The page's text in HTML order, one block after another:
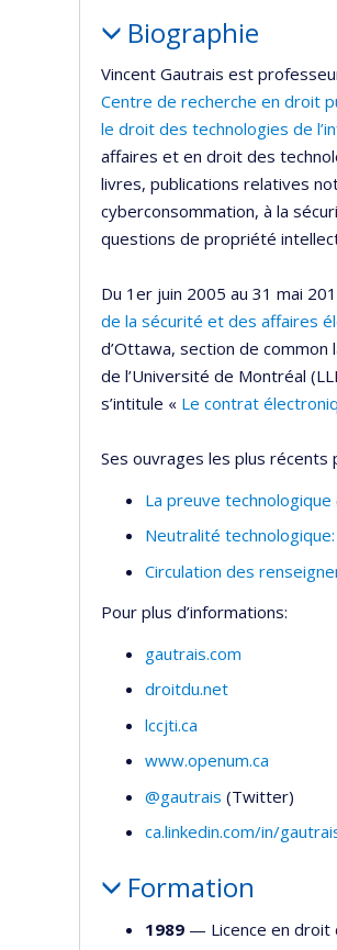
Biographie
Vincent Gautrais est
Centre de recherche en droit
le droit des technologies de
affaires et en droit des
livres, publications relatives
cyberconsommation, à la
questions de propriété
Du 1er juin 2005 au 31 mai
de la sécurité et des affaires
d’Ottawa, section de common
de l’Université de Montréal
s’intitule « Le contrat
Ses ouvrages les plus
La preuve technologique
Neutralité
Circulation des
Pour plus d’informations:
gautrais.com
droitdu.net
lccjti.ca
www.openum.ca
@gautrais (Twitter)
ca.linkedin.com/in/
Formation
1989 — Licence en